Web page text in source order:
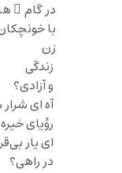
در گام
با
زن
زندگی
و آزادی؟
آه ای
رؤیای
ای یار
در راهی؟